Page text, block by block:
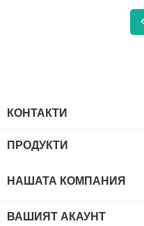
КОНТАКТИ
ПРОДУКТИ
НАШАТА КОМПАНИЯ
ВАШИЯТ АКАУНТ